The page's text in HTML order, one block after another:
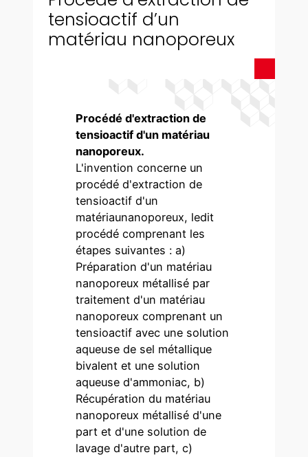
tensioactif d’un
matériau nanoporeux
Procédé d'extraction de
tensioactif d'un matériau
nanoporeux.
L'invention concerne un
procédé d'extraction de
tensioactif d'un
matériaunanoporeux, ledit
procédé comprenant les
étapes suivantes : a)
Préparation d'un matériau
nanoporeux métallisé par
traitement d'un matériau
nanoporeux comprenant un
tensioactif avec une solution
aqueuse de sel métallique
bivalent et une solution
aqueuse d'ammoniac, b)
Récupération du matériau
nanoporeux métallisé d'une
part et d'une solution de
lavage d'autre part, c)